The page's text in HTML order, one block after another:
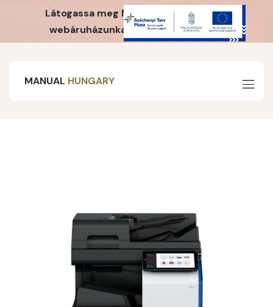
Látogassa meg MH Webshop irodaszer
webáruházunkat is! Kattintson ide!
MANUAL HUNGARY